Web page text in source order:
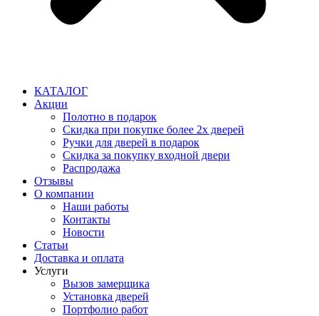
КАТАЛОГ
Акции
Полотно в подарок
Скидка при покупке более 2х дверей
Ручки для дверей в подарок
Скидка за покупку входной двери
Распродажа
Отзывы
О компании
Наши работы
Контакты
Новости
Статьи
Доставка и оплата
Услуги
Вызов замерщика
Установка дверей
Портфолио работ